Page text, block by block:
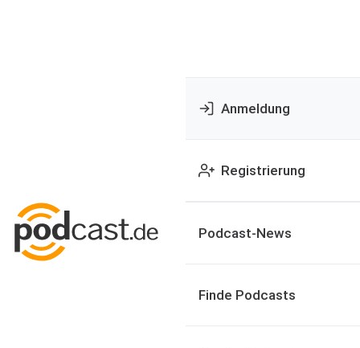
Anmeldung
Registrierung
Podcast-News
Finde Podcasts